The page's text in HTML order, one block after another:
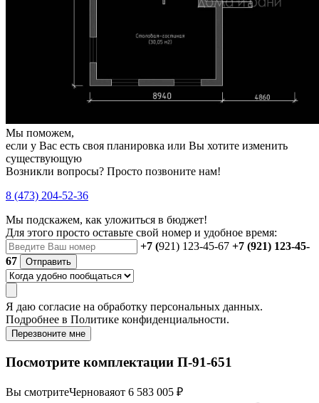
Мы поможем,
если у Вас есть своя планировка или Вы хотите изменить
существующую
Возникли вопросы? Просто позвоните нам!
8 (473) 204-52-36
Мы подскажем, как уложиться в бюджет!
Для этого просто оставьте свой номер и удобное время:
+7 (921) 123-45-67 +7 (921) 123-45-
67
Отправить
Я даю согласие на обработку персональных данных.
Подробнее в Политике конфиденциальности.
Перезвоните мне
Посмотрите комплектации П-91-651
Вы смотритеЧерноваяот 6 583 005 ₽